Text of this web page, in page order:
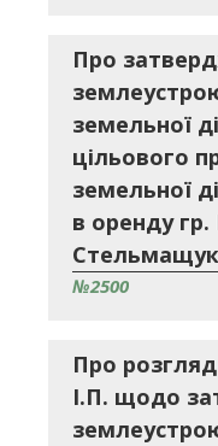
Про
земельної
цільового
земельної
в оренду
№2500
Про
І.П. щодо